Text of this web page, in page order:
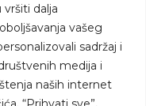
dalja
vašeg
sadržaj i
medija i
naših internet
07.08.2026
ulja ponovo
u Evropi